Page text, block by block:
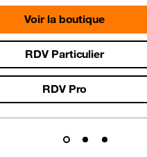
Voir la boutique
RDV Particulier
RDV Pro